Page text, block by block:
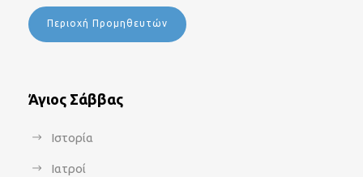
Περιοχή Προμηθευτών
Άγιος Σάββας
Ιστορία
Ιατροί